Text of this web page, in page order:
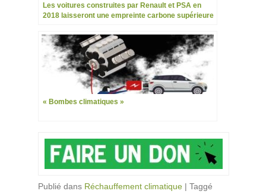
Les voitures construites par Renault et PSA en
2018 laisseront une empreinte carbone supérieure
« Bombes climatiques »
Publié dans Réchauffement climatique | Taggé